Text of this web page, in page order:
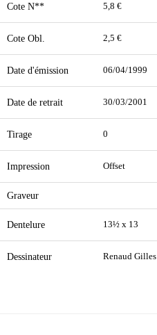
Cote N** 5,8 €
Cote Obl. 2,5 €
Date d'émission 06/04/1999
Date de retrait 30/03/2001
Tirage 0
Impression Offset
Graveur
Dentelure 13½ x 13
Dessinateur Renaud Gilles